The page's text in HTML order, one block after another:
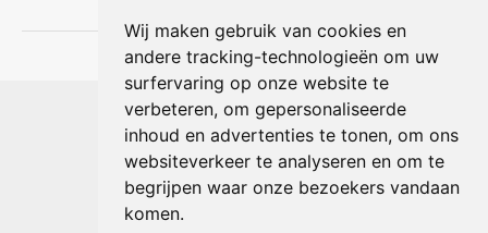
Wij maken gebruik van cookies en
andere tracking-technologieën om uw
surfervaring op onze website te
verbeteren, om gepersonaliseerde
inhoud en advertenties te tonen, om ons
websiteverkeer te analyseren en om te
begrijpen waar onze bezoekers vandaan
komen.
Shophouse online
Max Planckstraat 4
6716 BE Ede, Nederland
Telefoon:+31(0)318 618 121
E-mail: info@shophouse.nl
Geopend: ma t/m vr 09:00-17:00 uur